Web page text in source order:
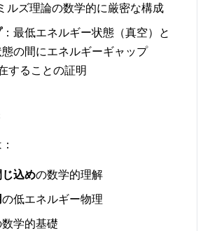
ルズ理論の数学的に厳密な構成
：最低エネルギー状態（真空）と
の間にエネルギーギャップ
することの証明
込めの数学的理解
の低エネルギー物理
学的基礎